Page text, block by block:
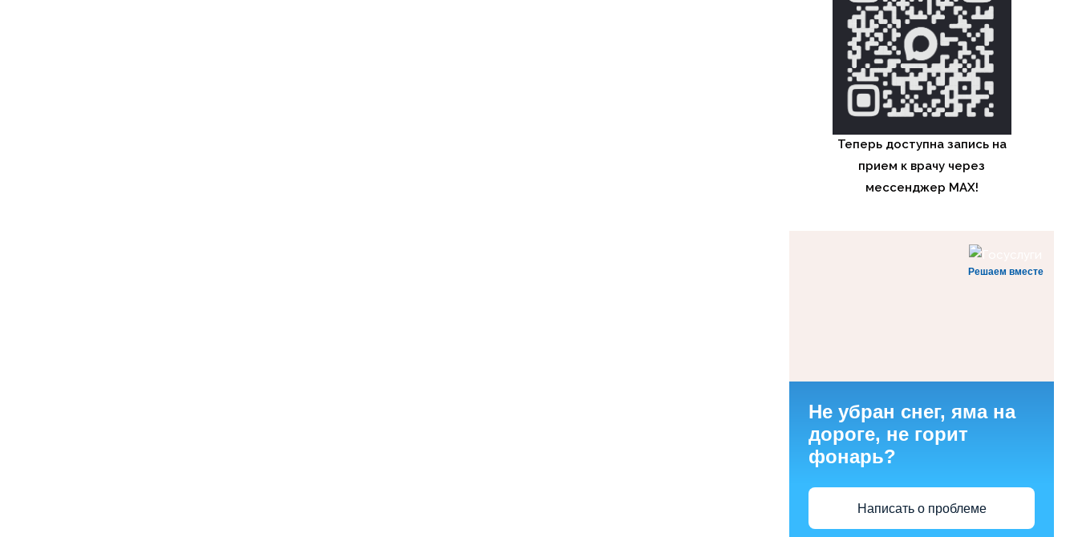
Теперь доступна запись на
прием к врачу через
мессенджер MAX!
Решаем вместе
Не убран снег, яма на
дороге, не горит
фонарь?
Написать о проблеме